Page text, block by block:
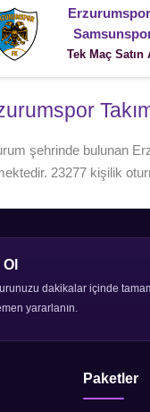
Tek Maç Satın
şehrinde bulunan
23277 kişilik
dakikalar içinde
yararlanın.
Paketler